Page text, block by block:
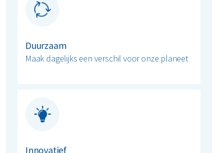
Duurzaam
Maak dagelijks een verschil voor onze planeet
Innovatief